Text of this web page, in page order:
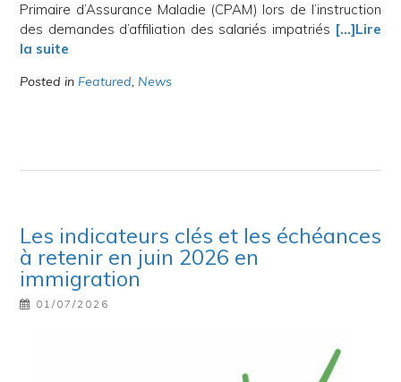
Primaire d’Assurance Maladie (CPAM) lors de l’instruction
des demandes d’affiliation des salariés impatriés […]Lire
la suite
Posted in Featured, News
Les indicateurs clés et les échéances
à retenir en juin 2026 en
immigration
01/07/2026